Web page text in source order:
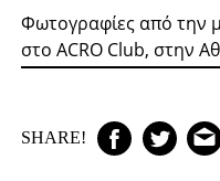
Φωτογραφίες από την
στο ACRO Club, στην
SHARE!